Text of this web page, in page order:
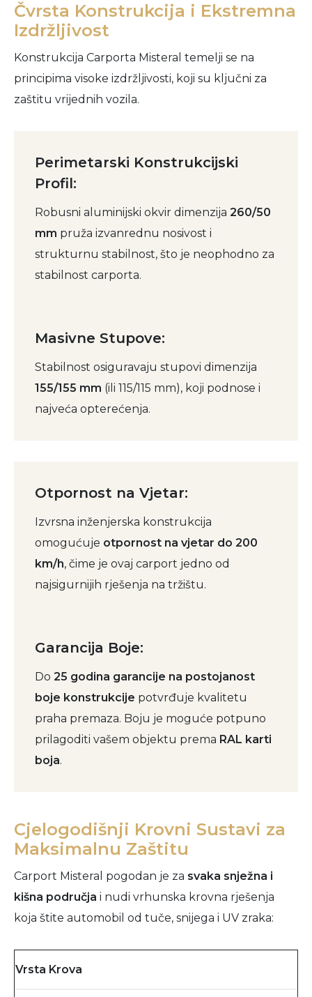
Čvrsta Konstrukcija i Ekstremna
Izdržljivost
Konstrukcija Carporta Misteral temelji se na
principima visoke izdržljivosti, koji su ključni za
zaštitu vrijednih vozila.
Perimetarski Konstrukcijski
Profil:
Robusni aluminijski okvir dimenzija 260/50
mm pruža izvanrednu nosivost i
strukturnu stabilnost, što je neophodno za
stabilnost carporta.
Masivne Stupove:
Stabilnost osiguravaju stupovi dimenzija
155/155 mm (ili 115/115 mm), koji podnose i
najveća opterećenja.
Otpornost na Vjetar:
Izvrsna inženjerska konstrukcija
omogućuje otpornost na vjetar do 200
km/h, čime je ovaj carport jedno od
najsigurnijih rješenja na tržištu.
Garancija Boje:
Do 25 godina garancije na postojanost
boje konstrukcije potvrđuje kvalitetu
praha premaza. Boju je moguće potpuno
prilagoditi vašem objektu prema RAL karti
boja.
Cjelogodišnji Krovni Sustavi za
Maksimalnu Zaštitu
Carport Misteral pogodan je za svaka snježna i
kišna područja i nudi vrhunska krovna rješenja
koja štite automobil od tuče, snijega i UV zraka:
Vrsta Krova